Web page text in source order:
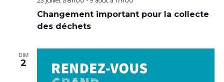
Changement important pour la collecte
des déchets
DIM
2